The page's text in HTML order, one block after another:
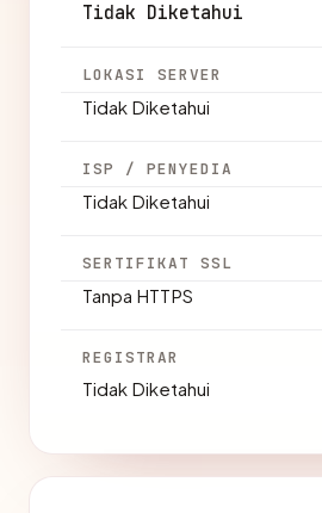
Tidak Diketahui
LOKASI SERVER
Tidak Diketahui
ISP / PENYEDIA
Tidak Diketahui
SERTIFIKAT SSL
Tanpa HTTPS
REGISTRAR
Tidak Diketahui